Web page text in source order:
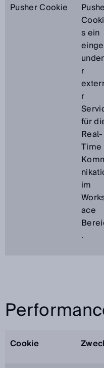
Pusher Cookie
s ein
r
r
für
Real-
Time
im
ace
.
Cookie